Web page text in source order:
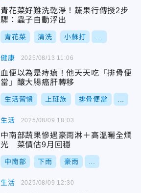
青花菜好難洗乾淨！蔬果行傳授2步
驟：蟲子自動浮出
青花菜 清洗 小蘇打
健康
血便以為是痔瘡！他天天吃「排骨便
當」釀大腸癌肝轉移
生活習慣 上班族 排骨便當
2025/08/13 11:06
生活
中南部蔬果慘遇豪雨淋＋高溫曬全爛
光 菜價估9月回穩
中南部 下雨 豪雨
2025/08/09 18:03
生活 2025/08/09 12:30